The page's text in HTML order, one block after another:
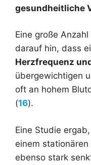
gesundheitliche
Eine große
darauf hin, dass
Herzfrequenz
übergewichtigen
oft an hohem
(16).
Eine Studie
einem
ebenso stark